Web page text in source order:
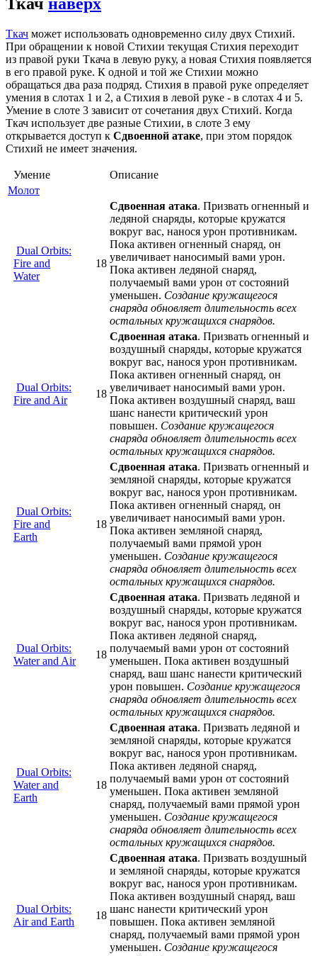
Ткач может использовать одновременно силу двух Стихий.
При обращении к новой Стихии текущая Стихия переходит
из правой руки Ткача в левую руку, а новая Стихия появляется
в его правой руке. К одной и той же Стихии можно
обращаться два раза подряд. Стихия в правой руке определяет
умения в слотах 1 и 2, а Стихия в левой руке - в слотах 4 и 5.
Умение в слоте 3 зависит от сочетания двух Стихий. Когда
Ткач использует две разные Стихии, в слоте 3 ему
открывается доступ к Сдвоенной атаке, при этом порядок
Стихий не имеет значения.
Умение
Описание
Молот
Dual Orbits:
Fire and
Water
18
Сдвоенная атака. Призвать огненный и
ледяной снаряды, которые кружатся
вокруг вас, нанося урон противникам.
Пока активен огненный снаряд, он
увеличивает наносимый вами урон.
Пока активен ледяной снаряд,
получаемый вами урон от состояний
уменьшен. Создание кружащегося
снаряда обновляет длительность всех
остальных кружащихся снарядов.
Dual Orbits:
Fire and Air
18
Сдвоенная атака. Призвать огненный и
воздушный снаряды, которые кружатся
вокруг вас, нанося урон противникам.
Пока активен огненный снаряд, он
увеличивает наносимый вами урон.
Пока активен воздушный снаряд, ваш
шанс нанести критический урон
повышен. Создание кружащегося
снаряда обновляет длительность всех
остальных кружащихся снарядов.
Dual Orbits:
Fire and
Earth
18
Сдвоенная атака. Призвать огненный и
земляной снаряды, которые кружатся
вокруг вас, нанося урон противникам.
Пока активен огненный снаряд, он
увеличивает наносимый вами урон.
Пока активен земляной снаряд,
получаемый вами прямой урон
уменьшен. Создание кружащегося
снаряда обновляет длительность всех
остальных кружащихся снарядов.
Dual Orbits:
Water and Air
18
Сдвоенная атака. Призвать ледяной и
воздушный снаряды, которые кружатся
вокруг вас, нанося урон противникам.
Пока активен ледяной снаряд,
получаемый вами урон от состояний
уменьшен. Пока активен воздушный
снаряд, ваш шанс нанести критический
урон повышен. Создание кружащегося
снаряда обновляет длительность всех
остальных кружащихся снарядов.
Dual Orbits:
Water and
Earth
18
Сдвоенная атака. Призвать ледяной и
земляной снаряды, которые кружатся
вокруг вас, нанося урон противникам.
Пока активен ледяной снаряд,
получаемый вами урон от состояний
уменьшен. Пока активен земляной
снаряд, получаемый вами прямой урон
уменьшен. Создание кружащегося
снаряда обновляет длительность всех
остальных кружащихся снарядов.
Dual Orbits:
Air and Earth
18
Сдвоенная атака. Призвать воздушный
и земляной снаряды, которые кружатся
вокруг вас, нанося урон противникам.
Пока активен воздушный снаряд, ваш
шанс нанести критический урон
повышен. Пока активен земляной
снаряд, получаемый вами прямой урон
уменьшен. Создание кружащегося